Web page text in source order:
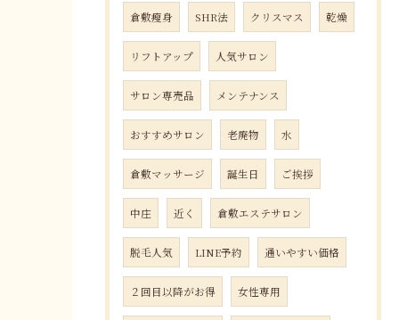
倉敷瘦身 SHR法 クリスマス 乾燥
リフトアップ 人気サロン
サロン専売品 メンテナンス
おすすめサロン 老廃物 水
倉敷マッサージ 誕生日 ご挨拶
中庄 近く 倉敷エステサロン
脱毛人気 LINE予約 通いやすい価格
２回目以降がお得 女性専用